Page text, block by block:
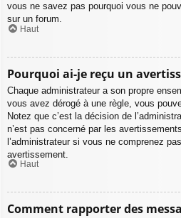
vous ne savez pas pourquoi vous ne
sur un forum.
Haut
Pourquoi ai-je reçu un
Chaque administrateur a son propre
vous avez dérogé à une règle, vous
Notez que c’est la décision de
n’est pas concerné par les
l’administrateur si vous ne comprenez
avertissement.
Haut
Comment rapporter des